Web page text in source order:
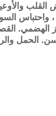
واحتباس
الهضمي.
الحمل